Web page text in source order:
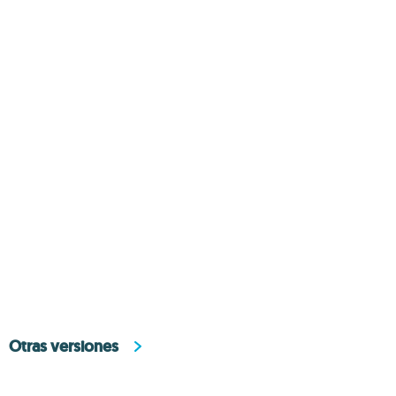
Otras versiones